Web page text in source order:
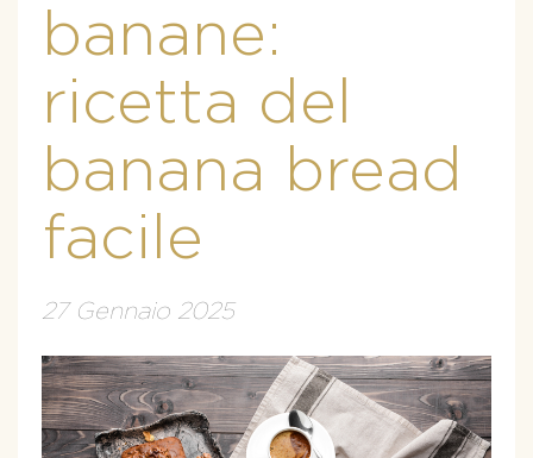
banane:
ricetta del
banana bread
facile
27 Gennaio 2025